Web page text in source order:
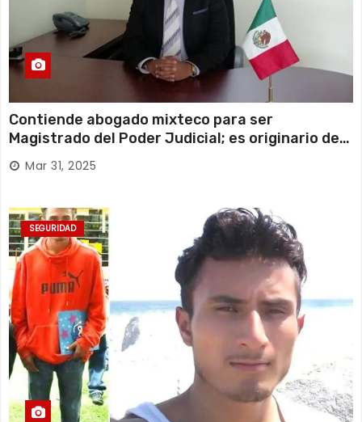
Contiende abogado mixteco para ser
Magistrado del Poder Judicial; es originario de
Huajuapan de León
Mar 31, 2025
SEGURIDAD